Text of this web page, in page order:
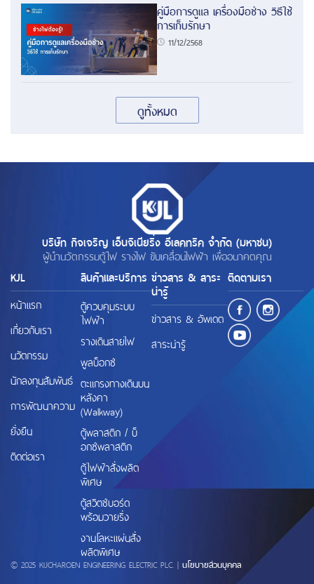
คู่มือการดูแล เครื่องมือช่าง วิธีใช้
การเก็บรักษา
11/12/2568
ดูทั้งหมด
บริษัท กิจเจริญ เอ็นจิเนียริ่ง อีเลคทริค จำกัด (มหาชน)
ผู้นำนวัตกรรมตู้ไฟ รางไฟ ขับเคลื่อนไฟฟ้า เพื่ออนาคตคุณ
KJL
หน้าแรก
เกี่ยวกับเรา
นวัตกรรม
นักลงทุนสัมพันธ์
การพัฒนาความ
ยั่งยืน
ติดต่อเรา
สินค้าและบริการ
ตู้ควบคุมระบบ
ไฟฟ้า
รางเดินสายไฟ
พูลบ็อกซ์
ตะแกรงทางเดินบน
หลังคา
(Walkway)
ตู้พลาสติก / บ็
อกซ์พลาสติก
ตู้ไฟฟ้าสั่งผลิต
พิเศษ
ตู้สวิตช์บอร์ด
พร้อมวายริ่ง
งานโลหะแผ่นสั่ง
ผลิตพิเศษ
ข่าวสาร & สาระ
น่ารู้
ข่าวสาร & อัพเดต
สาระน่ารู้
ติดตามเรา
© 2025 KIJCHAROEN ENGINEERING ELECTRIC PLC. | นโยบายส่วนบุคคล